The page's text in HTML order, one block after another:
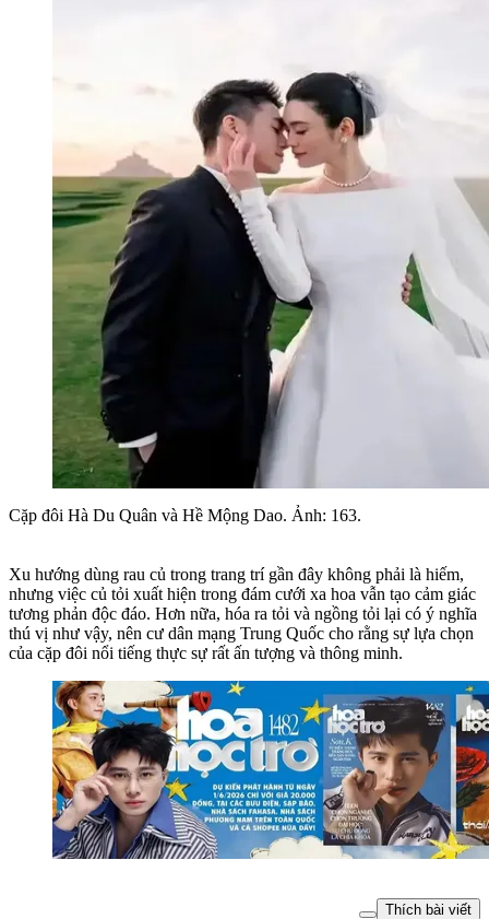
Cặp đôi Hà Du Quân và Hề Mộng Dao. Ảnh: 163.
Xu hướng dùng rau củ trong trang trí gần đây không phải là hiếm,
nhưng việc củ tỏi xuất hiện trong đám cưới xa hoa vẫn tạo cảm giác
tương phản độc đáo. Hơn nữa, hóa ra tỏi và ngồng tỏi lại có ý nghĩa
thú vị như vậy, nên cư dân mạng Trung Quốc cho rằng sự lựa chọn
của cặp đôi nổi tiếng thực sự rất ấn tượng và thông minh.
Thích bài viết